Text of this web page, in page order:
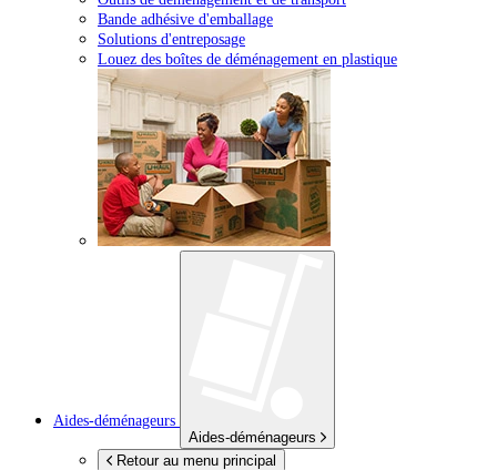
Bande adhésive d'emballage
Solutions d'entreposage
Louez des boîtes de déménagement en plastique
Aides-déménageurs
Aides-déménageurs
Retour au menu principal